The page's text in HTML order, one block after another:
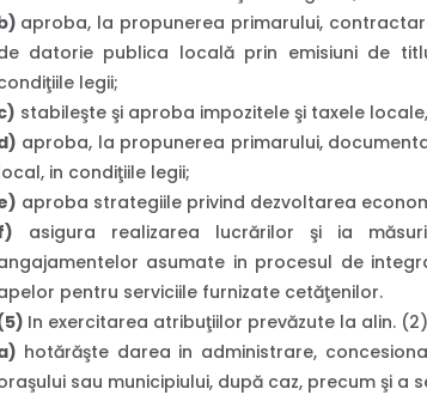
aproba, la propunerea primarului,
datorie publica locală prin emisiuni de
legii;
stabileşte şi aproba impozitele şi taxele
aproba, la propunerea primarului,
in condiţiile legii;
aproba strategiile privind dezvoltarea
asigura realizarea lucrărilor şi ia
asumate in procesul de
pentru serviciile furnizate cetăţenilor.
In exercitarea atribuţiilor prevăzute la alin.
hotărăşte darea in administrare,
sau municipiului, după caz, precum şi a